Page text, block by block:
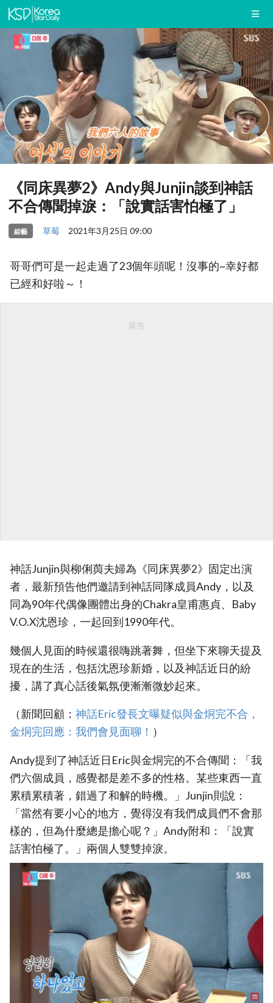
《同床異夢2》Andy與Junjin談到神話
不合傳聞掉淚：「說實話害怕極了」
綜藝 草莓 2021年3月25日 09:00
哥哥們可是一起走過了23個年頭呢！沒事的~幸好都
已經和好啦～！
廣告
神話Junjin與柳俐藇夫婦為《同床異夢2》固定出演
者，最新預告他們邀請到神話同隊成員Andy，以及
同為90年代偶像團體出身的Chakra皇甫惠貞、Baby
V.O.X沈恩珍，一起回到1990年代。
幾個人見面的時候還很嗨跳著舞，但坐下來聊天提及
現在的生活，包括沈恩珍新婚，以及神話近日的紛
擾，講了真心話後氣氛便漸漸微妙起來。
（新聞回顧： ‎神話Eric發長文曝疑似與金烔完不合，
金烔完回應：我們會見面聊！ ）
Andy提到了神話近日Eric與金烔完的不合傳聞：「我
們六個成員，感覺都是差不多的性格。某些東西一直
累積累積著，錯過了和解的時機。」Junjin則說：
「當然有要小心的地方，覺得沒有我們成員們不會那
樣的，但為什麼總是擔心呢？」Andy附和：「說實
話害怕極了。」兩個人雙雙掉淚。